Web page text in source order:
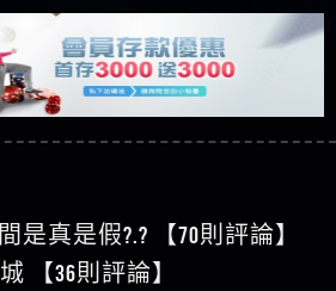
，輕鬆稱霸老虎機！
力智投資詐騙套路緊急追討
是不是詐騙 力智投資是真的嗎
南部老翁還在癡迷力智投資高
匯款
天盛商行詐騙追回資金賴
騙 天盛商行是不是詐騙 天盛商
是詐騙嗎 被天盛商行詐騙一
援助賴【zg369】退休老翁被
生 大戶e點靈是真的嗎 大戶e
e點靈是詐騙嗎 大戶e點靈無
）教你如何規避詐騙陷阱
投資詐騙持續收割國人中【免
】弘記投資是詐騙嗎 弘記投資
資是真的嗎 被弘記投資詐騙的
回賴【zg369】KnTop利用新型
是真的嗎 KnTop是不是詐騙
算專案詐騙持續收割國人中
詐騙 機台運算專案是真的嗎
的錢怎麼辦 本文教你如何拿
是詐騙嗎 Hoyabit是不是詐
HoyabitHoyabit詐騙的錢怎麼辦
元化行銷詐騙持續收割國人
zg369】KS.M多元化行銷是詐
回賴「zg369」深度解析野原
好相處
100多萬會出金嗎，有誰可以
#錢龍皇ONLINE#http
呵呵
??爛死了黑網不要玩
贏錢直接鎖帳號可以去吃屎
間是真是假?.? 【70則評論】
【36則評論】
金嗎 【31則評論】